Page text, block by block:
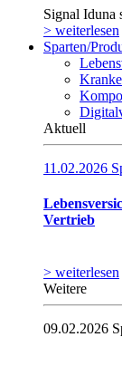
Signal Iduna
> weiterlesen
Sparten/
Aktuell
11.02.2026
Vertrieb
> weiterlesen
Weitere
09.02.2026